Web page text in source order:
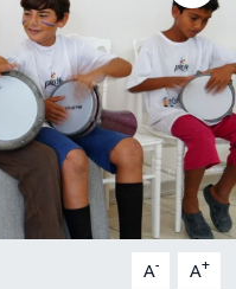
A- A+